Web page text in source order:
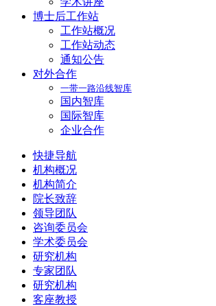
博士后工作站
工作站概况
工作站动态
通知公告
对外合作
一带一路沿线智库
国内智库
国际智库
企业合作
快捷导航
机构概况
机构简介
院长致辞
领导团队
咨询委员会
学术委员会
研究机构
专家团队
研究机构
客座教授